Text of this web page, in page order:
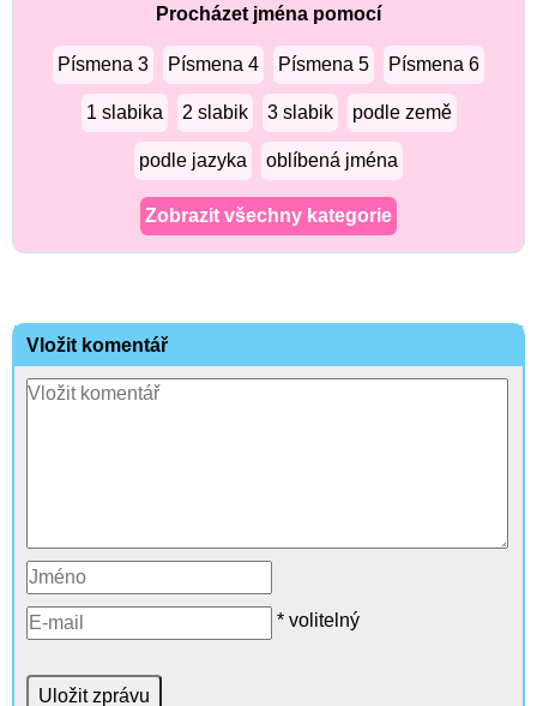
Procházet jména pomocí
Písmena 3 Písmena 4 Písmena 5 Písmena 6
1 slabika 2 slabik 3 slabik podle země
podle jazyka oblíbená jména
Zobrazit všechny kategorie
Vložit komentář
* volitelný